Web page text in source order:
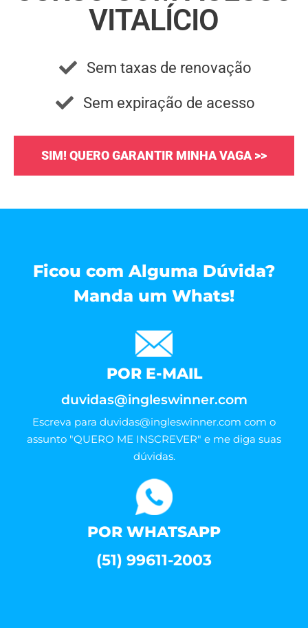
VITALÍCIO
Sem taxas de renovação
Sem expiração de acesso
SIM! QUERO GARANTIR MINHA VAGA >>
Ficou com Alguma Dúvida?
Manda um Whats!
POR E-MAIL
duvidas@ingleswinner.com
Escreva para duvidas@ingleswinner.com com o
assunto "QUERO ME INSCREVER" e me diga suas
dúvidas.
POR WHATSAPP
(51) 99611-2003